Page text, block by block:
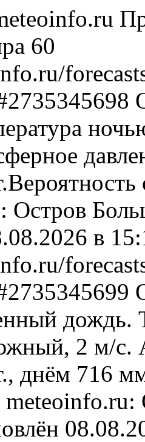
60
Остров
в
дождь.
2 м/с.
днём 716